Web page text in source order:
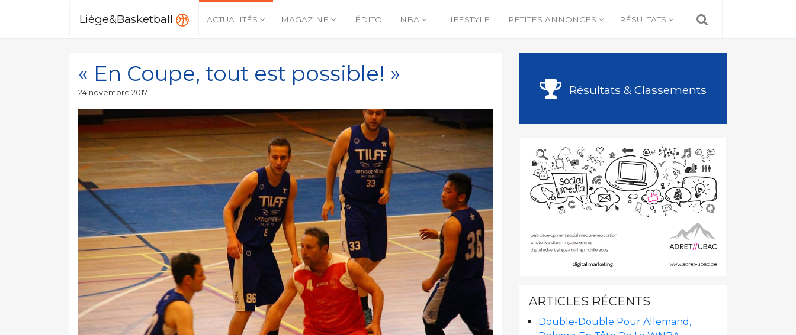
Liège&Basketball ACTUALITÉS MAGAZINE ÉDITO NBA LIFESTYLE PETITES ANNONCES RÉSULTATS
« En Coupe, tout est possible! »
Publié
24 novembre 2017 Résultats & Classements
ARTICLES RÉCENTS
Double-Double Pour Allemand,